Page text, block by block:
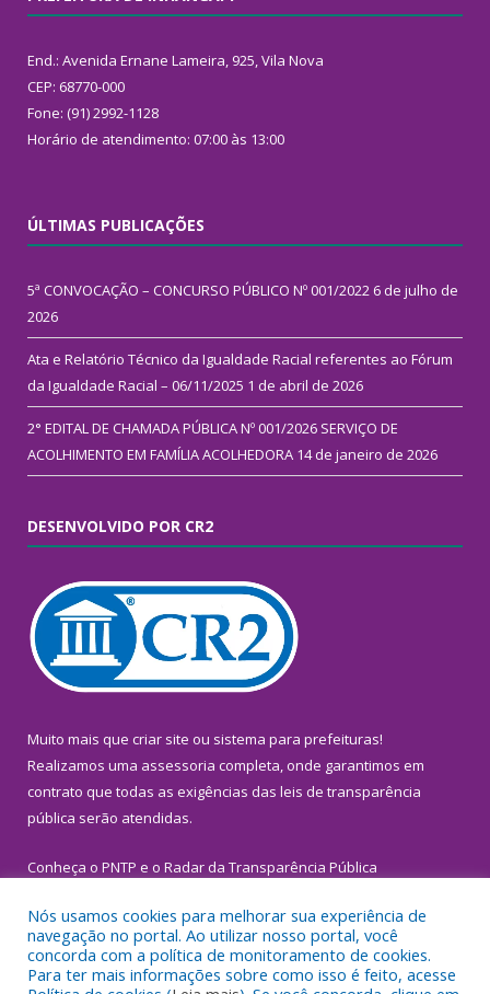
End.: Avenida Ernane Lameira, 925, Vila Nova
CEP: 68770-000
Fone: (91) 2992-1128
Horário de atendimento: 07:00 às 13:00
ÚLTIMAS PUBLICAÇÕES
5ª CONVOCAÇÃO – CONCURSO PÚBLICO Nº 001/2022 6 de julho de
2026
Ata e Relatório Técnico da Igualdade Racial referentes ao Fórum
da Igualdade Racial – 06/11/2025 1 de abril de 2026
2° EDITAL DE CHAMADA PÚBLICA Nº 001/2026 SERVIÇO DE
ACOLHIMENTO EM FAMÍLIA ACOLHEDORA 14 de janeiro de 2026
DESENVOLVIDO POR CR2
Muito mais que criar site ou sistema para prefeituras!
Realizamos uma assessoria completa, onde garantimos em
contrato que todas as exigências das leis de transparência
pública serão atendidas.
Conheça o PNTP e o Radar da Transparência Pública
Todos os direitos reservados a Prefeitura Municipal de
Nós usamos cookies para melhorar sua experiência de
navegação no portal. Ao utilizar nosso portal, você
concorda com a política de monitoramento de cookies.
Para ter mais informações sobre como isso é feito, acesse